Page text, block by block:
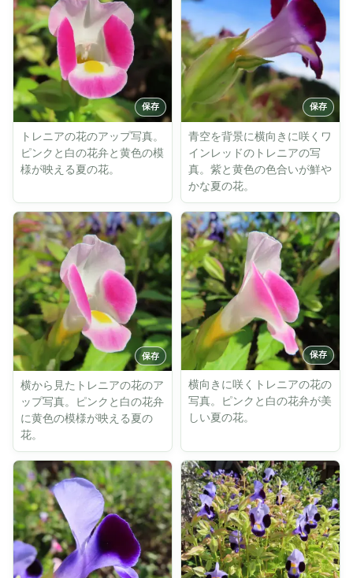
トレニアの花のアップ写真。
ピンクと白の花弁と黄色の模
様が映える夏の花。
青空を背景に横向きに咲くワ
インレッドのトレニアの写
真。紫と黄色の色合いが鮮や
かな夏の花。
横から見たトレニアの花のア
ップ写真。ピンクと白の花弁
に黄色の模様が映える夏の
花。
横向きに咲くトレニアの花の
写真。ピンクと白の花弁が美
しい夏の花。